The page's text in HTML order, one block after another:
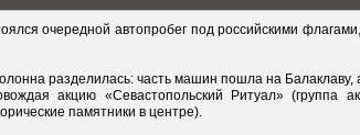
очередной автопробег под российскими
разделилась: часть машин пошла на
акцию «Севастопольский Ритуал» (группа
памятники в центре).